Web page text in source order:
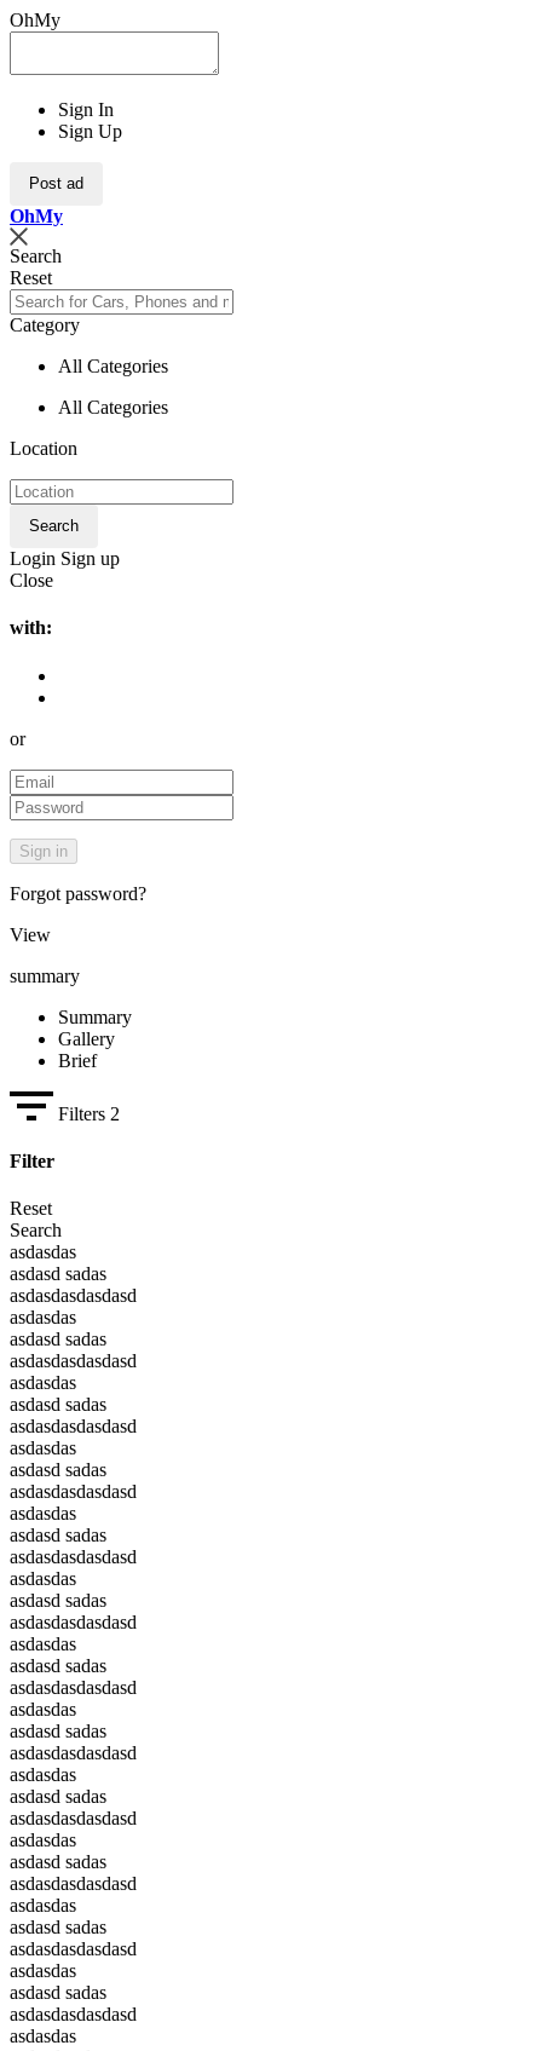
OhMy
Sign In
Sign Up
Post ad
OhMy
Search
Reset
Category
All Categories
All Categories
Location
Search
Login Sign up
Close
with:
or
Forgot password?
View
summary
Summary
Gallery
Brief
Filters 2
Filter
Reset
Search
asdasdas
asdasd sadas
asdasdasdasdasd
asdasdas
asdasd sadas
asdasdasdasdasd
asdasdas
asdasd sadas
asdasdasdasdasd
asdasdas
asdasd sadas
asdasdasdasdasd
asdasdas
asdasd sadas
asdasdasdasdasd
asdasdas
asdasd sadas
asdasdasdasdasd
asdasdas
asdasd sadas
asdasdasdasdasd
asdasdas
asdasd sadas
asdasdasdasdasd
asdasdas
asdasd sadas
asdasdasdasdasd
asdasdas
asdasd sadas
asdasdasdasdasd
asdasdas
asdasd sadas
asdasdasdasdasd
asdasdas
asdasd sadas
asdasdasdasdasd
asdasdas